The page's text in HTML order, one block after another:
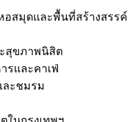
อสมุดและพื้นที่สร้างสรรค์
สุขภาพนิสิต
รและคาเฟ่
ละชมรม